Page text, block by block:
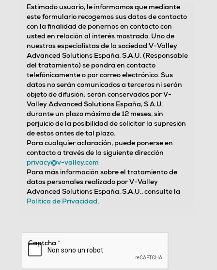
Estimado usuario, le informamos que mediante
este formulario recogemos sus datos de contacto
con la finalidad de ponernos en contacto con
usted en relación al interés mostrado. Uno de
nuestros especialistas de la sociedad V-Valley
Advanced Solutions España, S.A.U. (Responsable
del tratamiento) se pondrá en contacto
telefónicamente o por correo electrónico. Sus
datos no serán comunicados a terceros ni serán
objeto de difusión; serán conservados por V-
Valley Advanced Solutions España, S.A.U.
durante un plazo máximo de 12 meses, sin
perjuicio de la posibilidad de solicitar la supresión
de estos antes de tal plazo.
Para cualquier aclaración, puede ponerse en
contacto a través de la siguiente dirección
privacy@v-valley.com
Para más información sobre el tratamiento de
datos personales realizado por V-Valley
Advanced Solutions España, S.A.U., consulte la
Política de Privacidad.
Captcha *